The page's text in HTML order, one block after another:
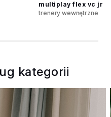
multiplay flex vc jr
trenery wewnętrzne
kategorii